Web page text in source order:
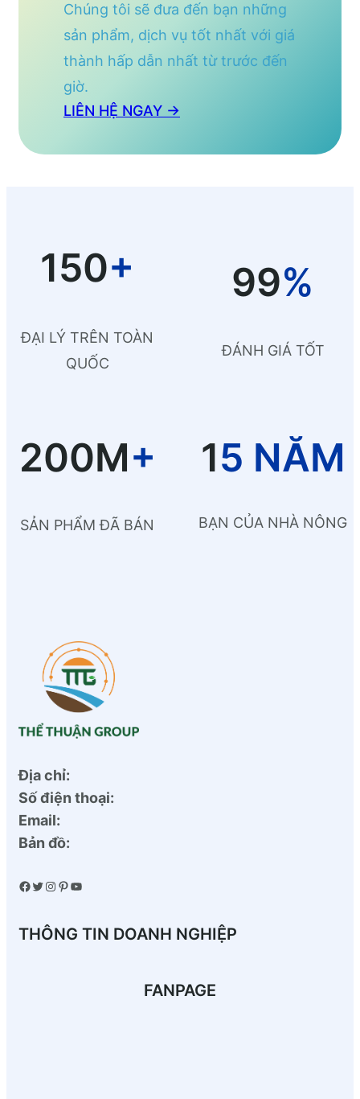
Chúng tôi sẽ đưa đến bạn những
sản phẩm, dịch vụ tốt nhất với giá
thành hấp dẫn nhất từ trước đến
giờ.
LIÊN HỆ NGAY →
150+
ĐẠI LÝ TRÊN TOÀN
QUỐC
99%
ĐÁNH GIÁ TỐT
200M+
SẢN PHẨM ĐÃ BÁN
15 NĂM
BẠN CỦA NHÀ NÔNG
Địa chỉ:
Số điện thoại:
Email:
Bản đồ:
Facebook Twitter Instagram Pinterest YouTube
THÔNG TIN DOANH NGHIỆP
FANPAGE